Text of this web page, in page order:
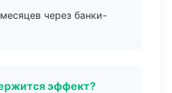
через банки-
эффект?